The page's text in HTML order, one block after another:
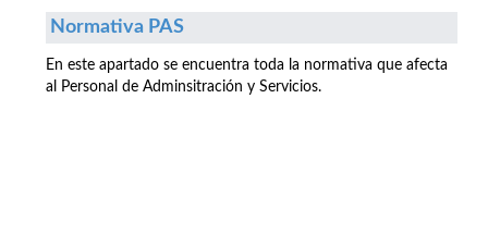
Normativa PAS
En este apartado se encuentra toda la normativa que afecta
al Personal de Adminsitración y Servicios.